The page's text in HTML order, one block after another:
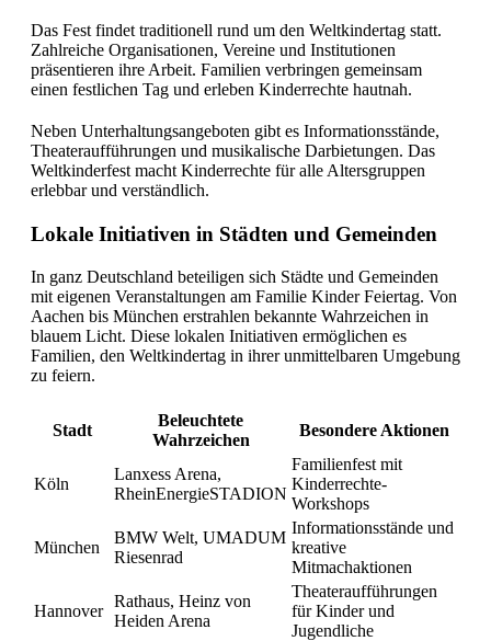
Das Fest findet traditionell rund um den Weltkindertag statt.
Zahlreiche Organisationen, Vereine und Institutionen
präsentieren ihre Arbeit. Familien verbringen gemeinsam
einen festlichen Tag und erleben Kinderrechte hautnah.
Neben Unterhaltungsangeboten gibt es Informationsstände,
Theateraufführungen und musikalische Darbietungen. Das
Weltkinderfest macht Kinderrechte für alle Altersgruppen
erlebbar und verständlich.
Lokale Initiativen in Städten und Gemeinden
In ganz Deutschland beteiligen sich Städte und Gemeinden
mit eigenen Veranstaltungen am Familie Kinder Feiertag. Von
Aachen bis München erstrahlen bekannte Wahrzeichen in
blauem Licht. Diese lokalen Initiativen ermöglichen es
Familien, den Weltkindertag in ihrer unmittelbaren Umgebung
zu feiern.
Stadt
Beleuchtete
Wahrzeichen
Besondere Aktionen
Köln
Lanxess Arena,
RheinEnergieSTADION
Familienfest mit
Kinderrechte-
Workshops
München
BMW Welt, UMADUM
Riesenrad
Informationsstände und
kreative
Mitmachaktionen
Hannover
Rathaus, Heinz von
Heiden Arena
Theateraufführungen
für Kinder und
Jugendliche